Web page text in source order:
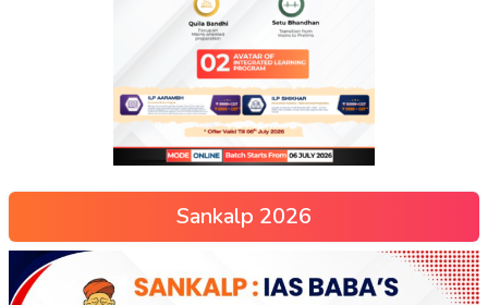
Sankalp 2026